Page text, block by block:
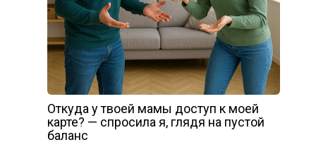
Откуда у твоей мамы доступ к моей
карте? — спросила я, глядя на пустой
баланс